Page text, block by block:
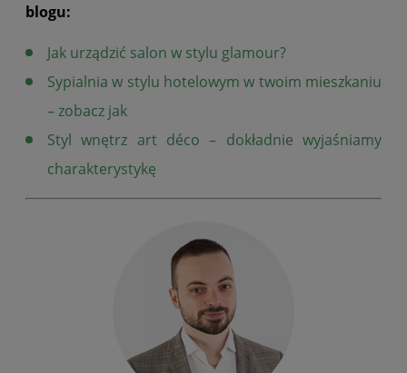
blogu:
Jak urządzić salon w stylu glamour?
Sypialnia w stylu hotelowym w twoim mieszkaniu
– zobacz jak
Styl wnętrz art déco – dokładnie wyjaśniamy
charakterystykę